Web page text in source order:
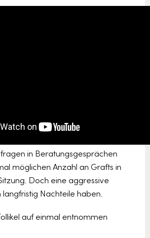
in Beratungsgesprächen
möglichen Anzahl an Grafts in
Doch eine aggressive
langfristig Nachteile haben.
auf einmal entnommen